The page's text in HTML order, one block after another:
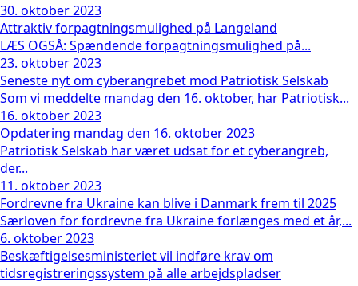
30. oktober 2023
Attraktiv forpagtningsmulighed på Langeland
LÆS OGSÅ: Spændende forpagtningsmulighed på...
23. oktober 2023
Seneste nyt om cyberangrebet mod Patriotisk Selskab
Som vi meddelte mandag den 16. oktober, har Patriotisk...
16. oktober 2023
Opdatering mandag den 16. oktober 2023
Patriotisk Selskab har været udsat for et cyberangreb,
der...
11. oktober 2023
Fordrevne fra Ukraine kan blive i Danmark frem til 2025
Særloven for fordrevne fra Ukraine forlænges med et år,...
6. oktober 2023
Beskæftigelsesministeriet vil indføre krav om
tidsregistreringssystem på alle arbejdspladser